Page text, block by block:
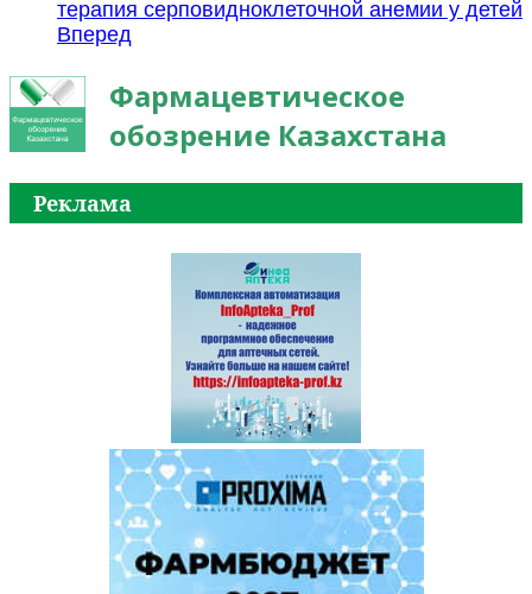
терапия серповидноклеточной анемии у детей
Вперед
Фармацевтическое
обозрение Казахстана
Реклама